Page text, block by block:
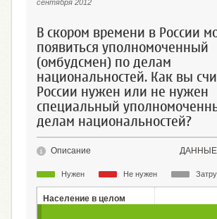
сентября 2012
В скором времени в России
появиться уполномоченный
(омбудсмен) по делам
национальностей. Как вы
России нужен или не нужен
специальный
делам национальностей?
ДАННЫЕ
Описание
Нужен Не нужен
Население в целом